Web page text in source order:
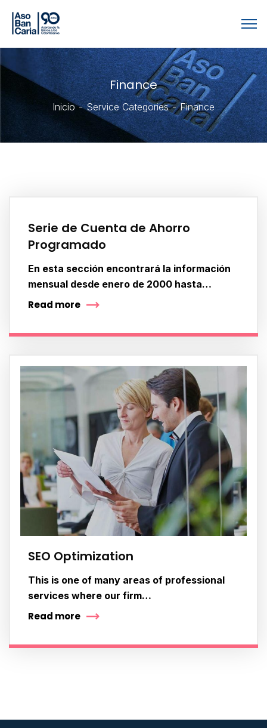
Finance
Inicio Service Categories Finance
Serie de Cuenta de Ahorro
Programado
En esta sección encontrará la información
mensual desde enero de 2000 hasta…
Read more
SEO Optimization
This is one of many areas of professional
services where our firm…
Read more